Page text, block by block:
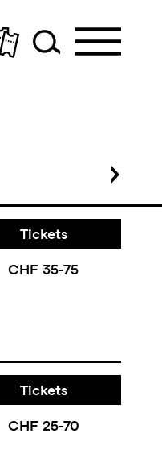
Tickets
CHF 35-75
Tickets
CHF 25-70